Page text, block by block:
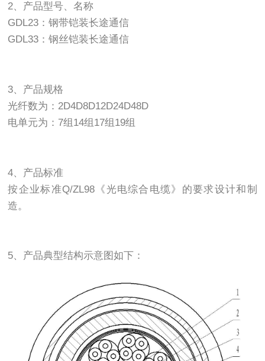
2、产品型号、名称
GDL23：钢带铠装长途通信
GDL33：钢丝铠装长途通信
3、产品规格
光纤数为：2D4D8D12D24D48D
电单元为：7组14组17组19组
4、产品标准
按企业标准Q/ZL98《光电综合电缆》的要求设计和制
造。
5、产品典型结构示意图如下：